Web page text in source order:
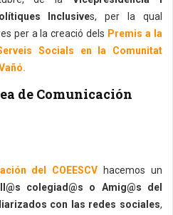
Inclusives, per la qual
per a la creació dels Premis a la
Socials en la Comunitat
de Comunicación
del COEESCV
hacemos un
colegiad@s o Amig@s del
con las redes sociales,